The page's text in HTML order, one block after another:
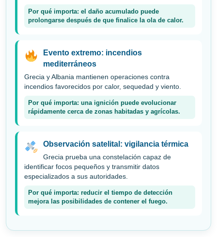
Por qué importa: el daño acumulado puede
prolongarse después de que finalice la ola de calor.
Evento extremo: incendios
mediterráneos
Grecia y Albania mantienen operaciones contra
incendios favorecidos por calor, sequedad y viento.
Por qué importa: una ignición puede evolucionar
rápidamente cerca de zonas habitadas y agrícolas.
Observación satelital: vigilancia térmica
Grecia prueba una constelación capaz de
identificar focos pequeños y transmitir datos
especializados a sus autoridades.
Por qué importa: reducir el tiempo de detección
mejora las posibilidades de contener el fuego.